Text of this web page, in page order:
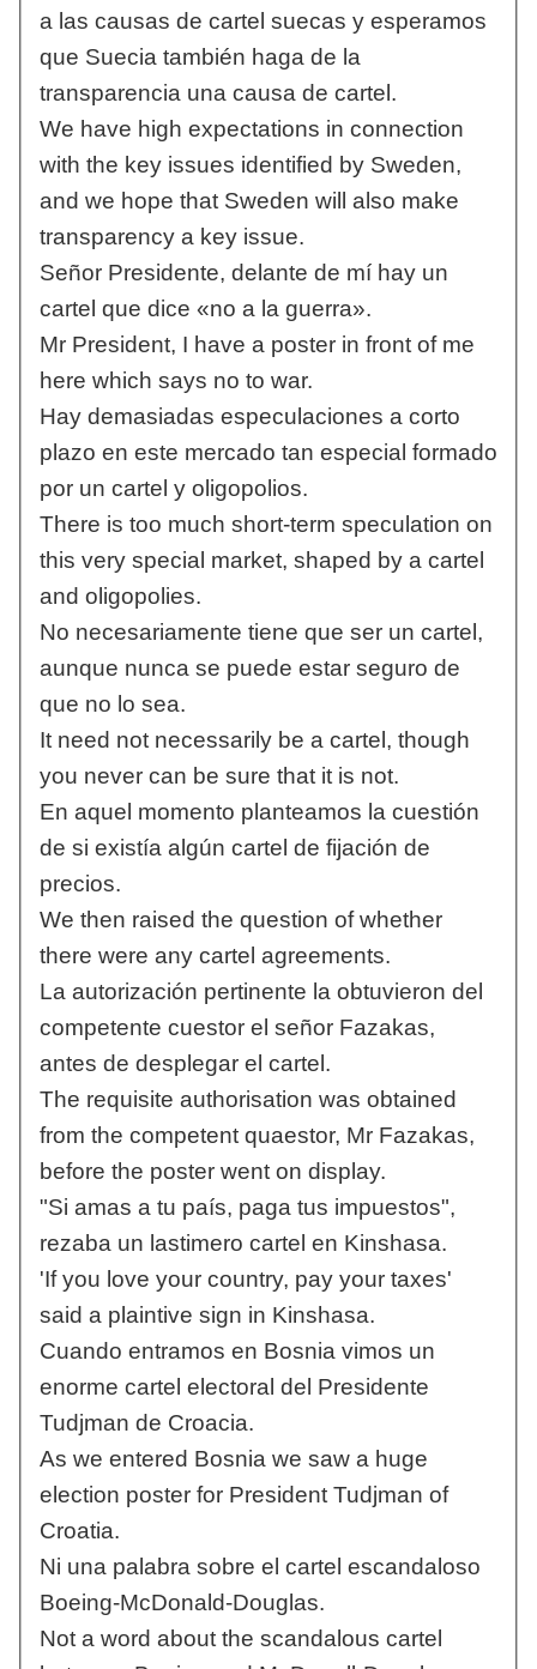
a las causas de cartel suecas y esperamos
que Suecia también haga de la
transparencia una causa de cartel.
We have high expectations in connection
with the key issues identified by Sweden,
and we hope that Sweden will also make
transparency a key issue.
Señor Presidente, delante de mí hay un
cartel que dice «no a la guerra».
Mr President, I have a poster in front of me
here which says no to war.
Hay demasiadas especulaciones a corto
plazo en este mercado tan especial formado
por un cartel y oligopolios.
There is too much short-term speculation on
this very special market, shaped by a cartel
and oligopolies.
No necesariamente tiene que ser un cartel,
aunque nunca se puede estar seguro de
que no lo sea.
It need not necessarily be a cartel, though
you never can be sure that it is not.
En aquel momento planteamos la cuestión
de si existía algún cartel de fijación de
precios.
We then raised the question of whether
there were any cartel agreements.
La autorización pertinente la obtuvieron del
competente cuestor el señor Fazakas,
antes de desplegar el cartel.
The requisite authorisation was obtained
from the competent quaestor, Mr Fazakas,
before the poster went on display.
"Si amas a tu país, paga tus impuestos",
rezaba un lastimero cartel en Kinshasa.
'If you love your country, pay your taxes'
said a plaintive sign in Kinshasa.
Cuando entramos en Bosnia vimos un
enorme cartel electoral del Presidente
Tudjman de Croacia.
As we entered Bosnia we saw a huge
election poster for President Tudjman of
Croatia.
Ni una palabra sobre el cartel escandaloso
Boeing-McDonald-Douglas.
Not a word about the scandalous cartel